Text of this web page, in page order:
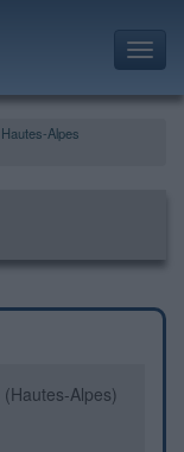
Hautes-Alpes
(Hautes-Alpes)